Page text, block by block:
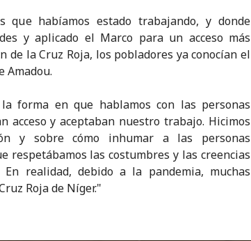
que habíamos estado trabajando, y donde
y aplicado el Marco para un acceso más
de la Cruz Roja, los pobladores ya conocían el
Amadou.
forma en que hablamos con las personas
acceso y aceptaban nuestro trabajo. Hicimos
y sobre cómo inhumar a las personas
respetábamos las costumbres y las creencias
realidad, debido a la pandemia, muchas
Roja de Níger."